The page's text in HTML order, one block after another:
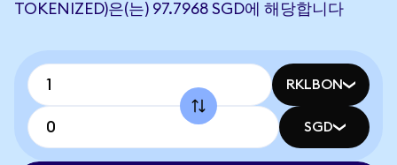
TOKENIZED)은(는) 97.7968 SGD에 해당합니다
RKLBON
SGD